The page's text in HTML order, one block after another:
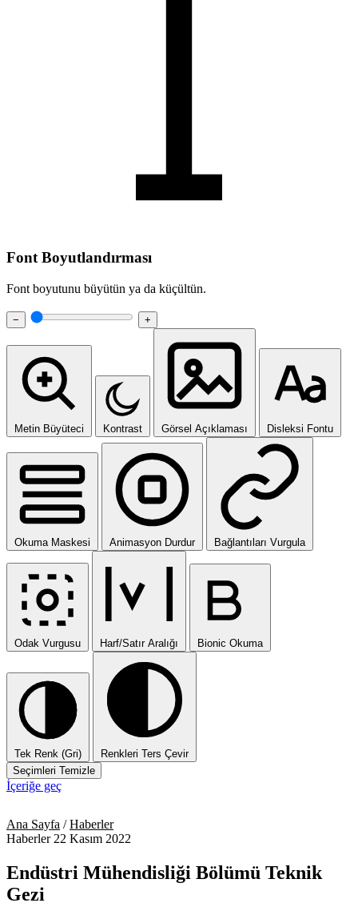
Font Boyutlandırması
Font boyutunu büyütün ya da küçültün.
− +
Metin Büyüteci Kontrast Görsel Açıklaması Disleksi Fontu
Okuma Maskesi Animasyon Durdur Bağlantıları Vurgula
Odak Vurgusu Harf/Satır Aralığı Bionic Okuma
Tek Renk (Gri)
Renkleri Ters Çevir
Seçimleri Temizle
İçeriğe geç
Ana Sayfa / Haberler
Haberler 22 Kasım 2022
Endüstri Mühendisliği Bölümü Teknik
Gezi